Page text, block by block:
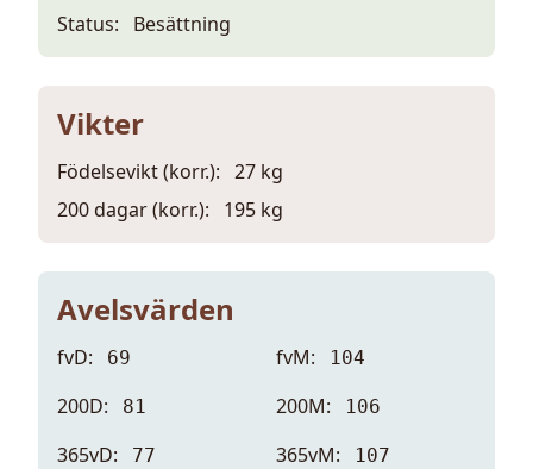
Status:
Besättning
Vikter
Födelsevikt (korr.): 27 kg
200 dagar (korr.):
195 kg
Avelsvärden
fvD: 69 fvM: 104
200D: 81 200M: 106
365vD: 77 365vM: 107